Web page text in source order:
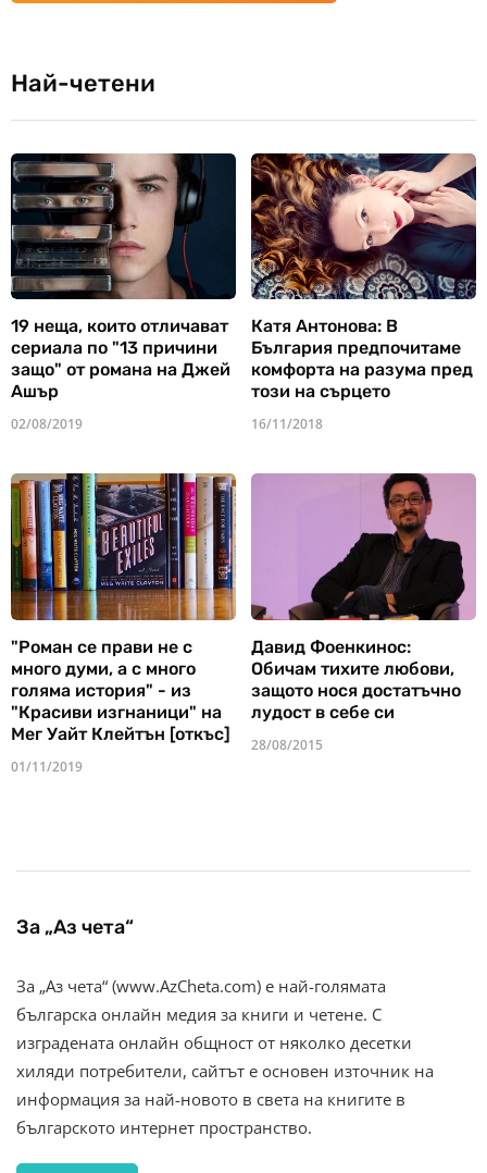
Най-четени
19 неща, които отличават
сериала по "13 причини
защо" от романа на Джей
Ашър
02/08/2019
Катя Антонова: В
България предпочитаме
комфорта на разума пред
този на сърцето
16/11/2018
"Роман се прави не с
много думи, а с много
голяма история" - из
"Красиви изгнаници" на
Мег Уайт Клейтън [откъс]
01/11/2019
Давид Фоенкинос:
Обичам тихите любови,
защото нося достатъчно
лудост в себе си
28/08/2015
За „Аз чета“
За „Аз чета“ (www.AzCheta.com) е най-голямата
българска онлайн медия за книги и четене. С
изградената онлайн общност от няколко десетки
хиляди потребители, сайтът е основен източник на
информация за най-новото в света на книгите в
българското интернет пространство.